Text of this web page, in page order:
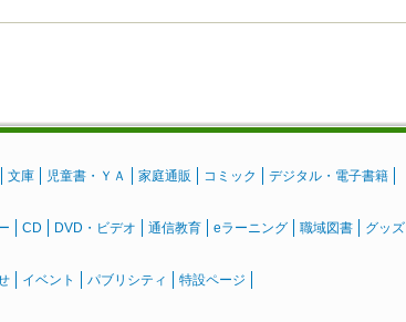
文庫 児童書・ＹＡ 家庭通販 コミック デジタル・電子書籍
CD DVD・ビデオ 通信教育 eラーニング 職域図書 グッズ
イベント パブリシティ 特設ページ